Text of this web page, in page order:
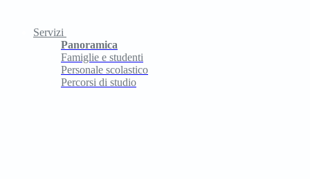
Servizi
Panoramica
Famiglie e studenti
Personale scolastico
Percorsi di studio